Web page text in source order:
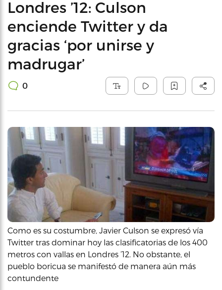
Londres ’12: Culson
enciende Twitter y da
gracias ‘por unirse y
madrugar’
0
Como es su costumbre, Javier Culson se expresó vía
Twitter tras dominar hoy las clasificatorias de los 400
metros con vallas en Londres ’12. No obstante, el
pueblo boricua se manifestó de manera aún más
contundente